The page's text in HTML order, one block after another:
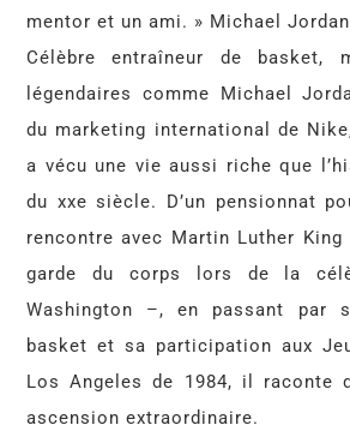
mentor et un ami. » Michael Jordan
Célèbre entraîneur de basket,
légendaires comme Michael
du marketing international de
a vécu une vie aussi riche que
du xxe siècle. D’un pensionnat
rencontre avec Martin Luther
garde du corps lors de la
Washington –, en passant par
basket et sa participation aux
Los Angeles de 1984, il raconte
ascension extraordinaire.